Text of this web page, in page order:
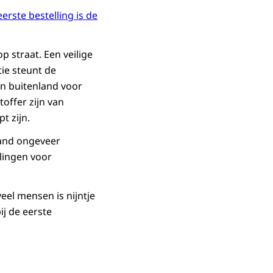
bestelling is de
straat. Een veilige
steunt de
buitenland voor
zijn van
zijn.
ongeveer
voor
mensen is nijntje
de eerste